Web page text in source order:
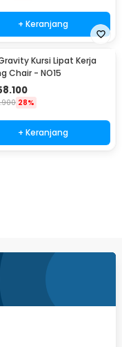
+ Keranjang
Kursi Lipat Kerja
Chair - NO15
28%
+ Keranjang